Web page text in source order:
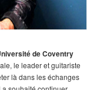
de Coventry
le leader et guitariste
là dans les échanges